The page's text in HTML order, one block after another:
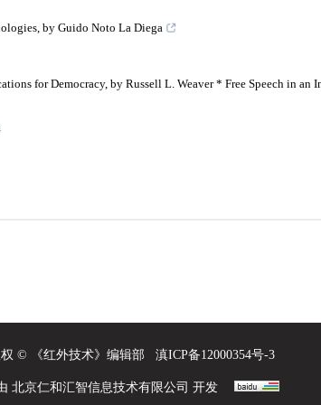
by Guido Noto La Diega
for Democracy, by Russell L. Weaver * Free Speech in an
权 © 《红外技术》编辑部 滇ICP备12000354号-3
北京仁和汇智信息技术有限公司 开发